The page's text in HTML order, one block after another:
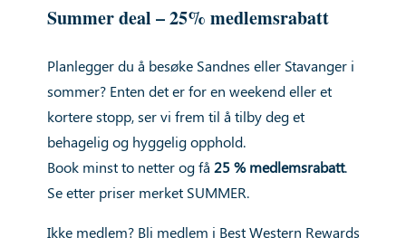
Summer deal – 25% medlemsrabatt
Planlegger du å besøke Sandnes eller Stavanger i
sommer? Enten det er for en weekend eller et
kortere stopp, ser vi frem til å tilby deg et
behagelig og hyggelig opphold.
Book minst to netter og få 25 % medlemsrabatt.
Se etter priser merket SUMMER.
Ikke medlem? Bli medlem i Best Western Rewards